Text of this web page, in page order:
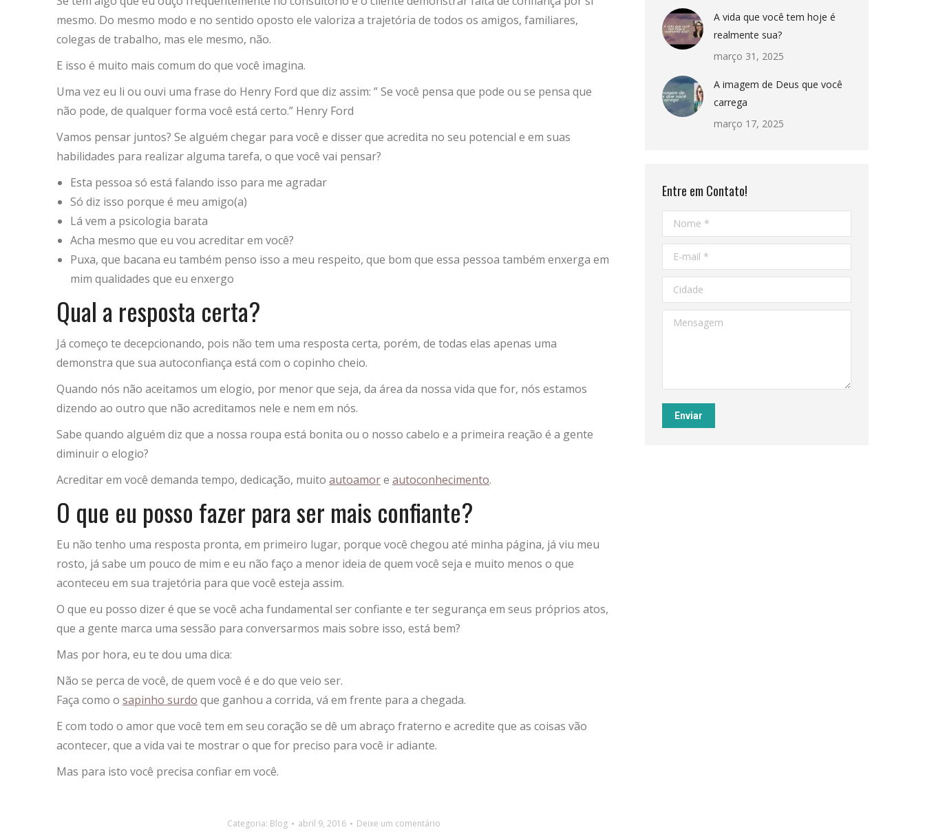
mesmo. Do mesmo modo e no sentido oposto ele valoriza a trajetória de todos os amigos, familiares,
colegas de trabalho, mas ele mesmo, não.
E isso é muito mais comum do que você imagina.
Uma vez eu li ou ouvi uma frase do Henry Ford que diz assim: ” Se você pensa que pode ou se pensa que
não pode, de qualquer forma você está certo.” Henry Ford
Vamos pensar juntos? Se alguém chegar para você e disser que acredita no seu potencial e em suas
habilidades para realizar alguma tarefa, o que você vai pensar?
Esta pessoa só está falando isso para me agradar
Só diz isso porque é meu amigo(a)
Lá vem a psicologia barata
Acha mesmo que eu vou acreditar em você?
Puxa, que bacana eu também penso isso a meu respeito, que bom que essa pessoa também enxerga em
mim qualidades que eu enxergo
Qual a resposta certa?
Já começo te decepcionando, pois não tem uma resposta certa, porém, de todas elas apenas uma
demonstra que sua autoconfiança está com o copinho cheio.
Quando nós não aceitamos um elogio, por menor que seja, da área da nossa vida que for, nós estamos
dizendo ao outro que não acreditamos nele e nem em nós.
Sabe quando alguém diz que a nossa roupa está bonita ou o nosso cabelo e a primeira reação é a gente
diminuir o elogio?
Acreditar em você demanda tempo, dedicação, muito autoamore autoconhecimento.
O que eu posso fazer para ser mais confiante?
Eu não tenho uma resposta pronta, em primeiro lugar, porque você chegou até minha página, já viu meu
rosto, já sabe um pouco de mim e eu não faço a menor ideia de quem você seja e muito menos o que
aconteceu em sua trajetória para que você esteja assim.
O que eu posso dizer é que se você acha fundamental ser confiante e ter segurança em seus próprios atos,
que a gente marca uma sessão para conversarmos mais sobre isso, está bem?
Mas por hora, eu te dou uma dica:
Não se perca de você, de quem você é e do que veio ser.
Faça como o sapinho surdo que ganhou a corrida, vá em frente para a chegada.
E com todo o amor que você tem em seu coração se dê um abraço fraterno e acredite que as coisas vão
acontecer, que a vida vai te mostrar o que for preciso para você ir adiante.
Mas para isto você precisa confiar em você.
Categoria: Blog abril 9, 2016
Deixe um comentário
A vida que você tem hoje é
realmente sua?
março 31, 2025
A imagem de Deus que você
carrega
março 17, 2025
Entre em Contato!
Nome *
E-mail *
Cidade
Mensagem
Enviar